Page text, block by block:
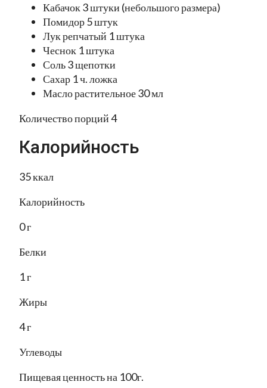
Кабачок 3 штуки (небольшого размера)
Помидор 5 штук
Лук репчатый 1 штука
Чеснок 1 штука
Соль 3 щепотки
Сахар 1 ч. ложка
Масло растительное 30 мл
Количество порций 4
Калорийность
35 ккал
Калорийность
0 г
Белки
1 г
Жиры
4 г
Углеводы
Пищевая ценность на 100г.